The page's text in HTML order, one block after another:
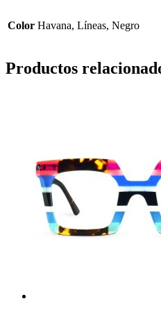
Color Havana, Líneas, Negro
Productos